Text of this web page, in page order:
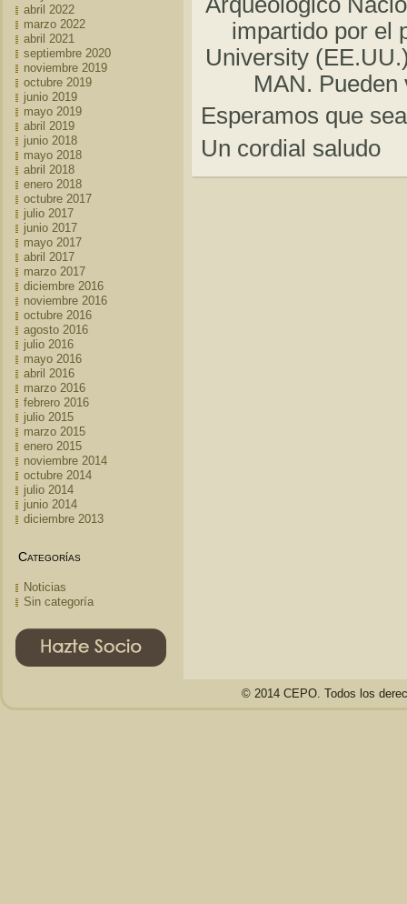
abril 2022
marzo 2022
abril 2021
septiembre 2020
noviembre 2019
octubre 2019
junio 2019
mayo 2019
abril 2019
junio 2018
mayo 2018
abril 2018
enero 2018
octubre 2017
julio 2017
junio 2017
mayo 2017
abril 2017
marzo 2017
diciembre 2016
noviembre 2016
octubre 2016
agosto 2016
julio 2016
mayo 2016
abril 2016
marzo 2016
febrero 2016
julio 2015
marzo 2015
enero 2015
noviembre 2014
octubre 2014
julio 2014
junio 2014
diciembre 2013
Categorías
Noticias
Sin categoría
impartido por el
University
MAN.
Esperamos que
Un cordial saludo
© 2014 CEPO. Todos los